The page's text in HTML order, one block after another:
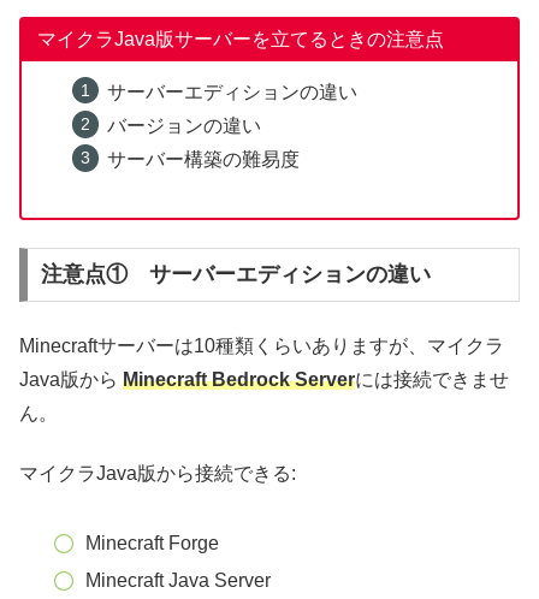
マイクラJava版サーバーを立てるときの注意点
サーバーエディションの違い
バージョンの違い
サーバー構築の難易度
注意点① サーバーエディションの違い
Minecraftサーバーは10種類くらいありますが、マイクラ
Java版から Minecraft Bedrock Serverには接続できませ
ん。
マイクラJava版から接続できる:
Minecraft Forge
Minecraft Java Server